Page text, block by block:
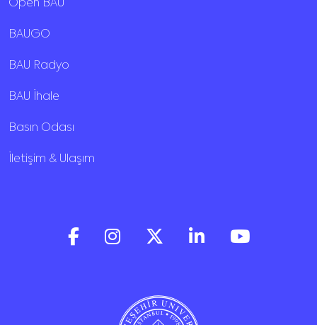
Open BAU
BAUGO
BAU Radyo
BAU İhale
Basın Odası
İletişim & Ulaşım